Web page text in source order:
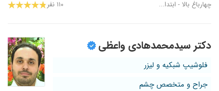
چهارباغ بالا - ابتدا... ۱۱۰ نفر
دکتر سیدمحمدهادی واعظی
فلوشیپ شبکیه و لیزر
جراح و متخصص چشم